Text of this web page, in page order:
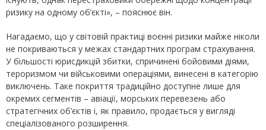
ризику на одному об’єкті», – пояснює він.
Нагадаємо, що у світовій практиці воєнні ризики майже ніколи
не покриваються у межах стандартних програм страхування.
У більшості юрисдикцій збитки, спричинені бойовими діями,
тероризмом чи військовими операціями, винесені в категорію
виключень. Таке покриття традиційно доступне лише для
окремих сегментів – авіації, морських перевезень або
стратегічних об’єктів і, як правило, продається у вигляді
спеціалізованого розширення.